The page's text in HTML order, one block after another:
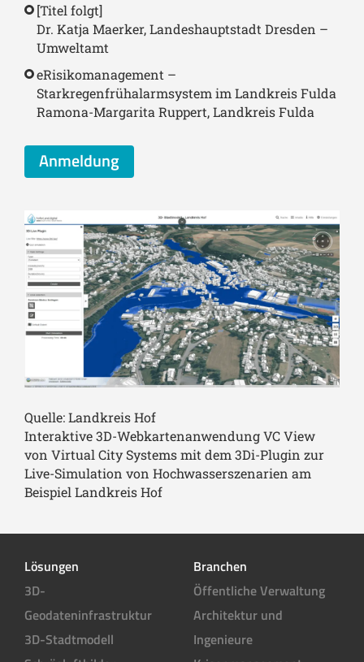
[Titel folgt]
Dr. Katja Maerker, Landeshauptstadt Dresden –
Umweltamt
eRisikomanagement –
Starkregenfrühalarmsystem im Landkreis Fulda
Ramona-Margarita Ruppert, Landkreis Fulda
Anmeldung
Quelle: Landkreis Hof
Interaktive 3D-Webkartenanwendung VC View
von Virtual City Systems mit dem 3Di-Plugin zur
Live-Simulation von Hochwasserszenarien am
Beispiel Landkreis Hof
Lösungen
3D-
Geodateninfrastruktur
3D-Stadtmodell
Branchen
Öffentliche Verwaltung
Architektur und
Ingenieure